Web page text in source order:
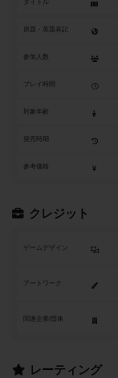
タイトル
原題・英題表記
参加人数
プレイ時間
対象年齢
発売時期
参考価格
クレジット
ゲームデザイン
アートワーク
関連企業/団体
レーティング